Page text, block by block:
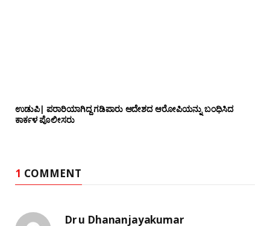
ಉಡುಪಿ| ಪರಾರಿಯಾಗಿದ್ದ ಗಡಿಪಾರು ಆದೇಶದ ಆರೋಪಿಯನ್ನು ಬಂಧಿಸಿದ
ಕಾರ್ಕಳ ಪೊಲೀಸರು
1 COMMENT
Dr u Dhananjayakumar